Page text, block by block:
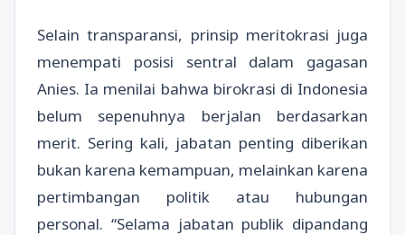
Selain transparansi, prinsip meritokrasi juga
menempati posisi sentral dalam gagasan
Anies. Ia menilai bahwa birokrasi di Indonesia
belum sepenuhnya berjalan berdasarkan
merit. Sering kali, jabatan penting diberikan
bukan karena kemampuan, melainkan karena
pertimbangan politik atau hubungan
personal. “Selama jabatan publik dipandang